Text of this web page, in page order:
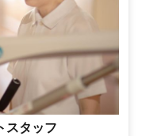
スタッフ